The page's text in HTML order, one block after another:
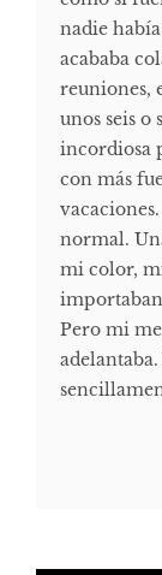
nadie
acababa
reuniones,
unos seis o
incordiosa
con más
normal.
mi color,
Pero mi